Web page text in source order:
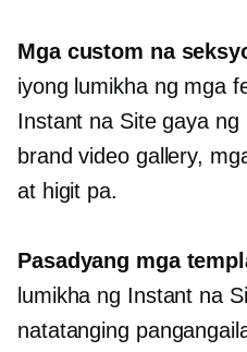
Mga custom na
iyong lumikha ng mga
Instant na Site gaya ng
brand video gallery,
at higit pa.
Pasadyang mga
lumikha ng Instant na
natatanging